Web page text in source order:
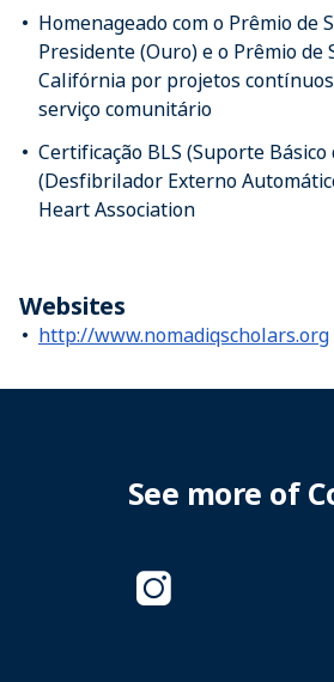
Homenageado com o Prêmio de
Presidente (Ouro) e o Prêmio de
Califórnia por projetos
serviço comunitário
Certificação BLS (Suporte Básico
(Desfibrilador Externo
Heart Association
Websites
http://www.nomadiqscholars.org
See more of